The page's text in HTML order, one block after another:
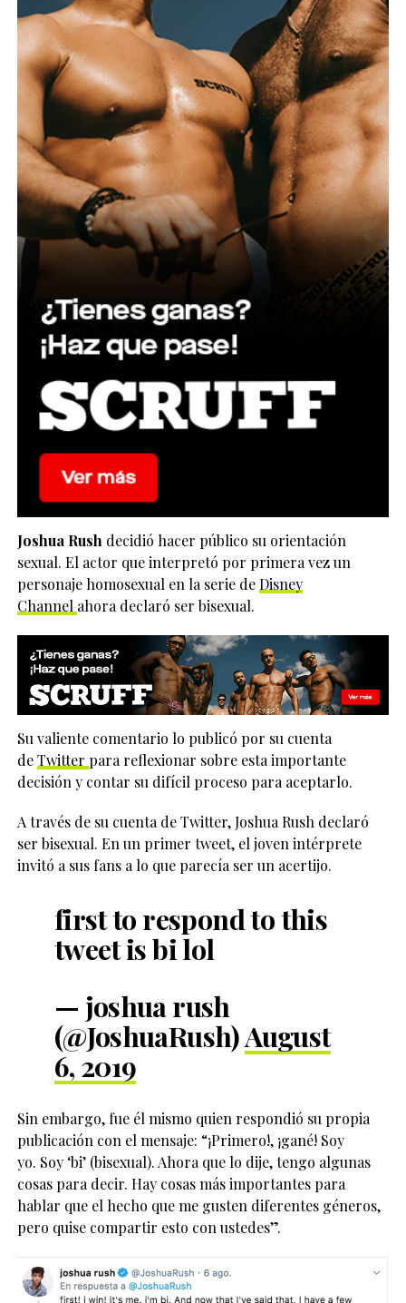
Joshua Rushdecidió hacer público su orientación
sexual. El actor que interpretó por primera vez un
personaje homosexual en la serie deDisney
Channel ahora declaró ser bisexual.
Su valiente comentario lo publicó por su cuenta
deTwitter para reflexionar sobre esta importante
decisión y contar su difícil proceso para aceptarlo.
A través de su cuenta de Twitter, Joshua Rush declaró
ser bisexual. En un primer tweet, el joven intérprete
invitó a sus fans a lo que parecía ser un acertijo.
first to respond to this
tweet is bi lol
— joshua rush
(@JoshuaRush)August
6, 2019
Sin embargo, fue él mismo quien respondió su propia
publicación con el mensaje: “¡Primero!, ¡gané! Soy
yo. Soy ‘bi’ (bisexual). Ahora que lo dije, tengo algunas
cosas para decir. Hay cosas más importantes para
hablar que el hecho que me gusten diferentes géneros,
pero quise compartir esto con ustedes”.